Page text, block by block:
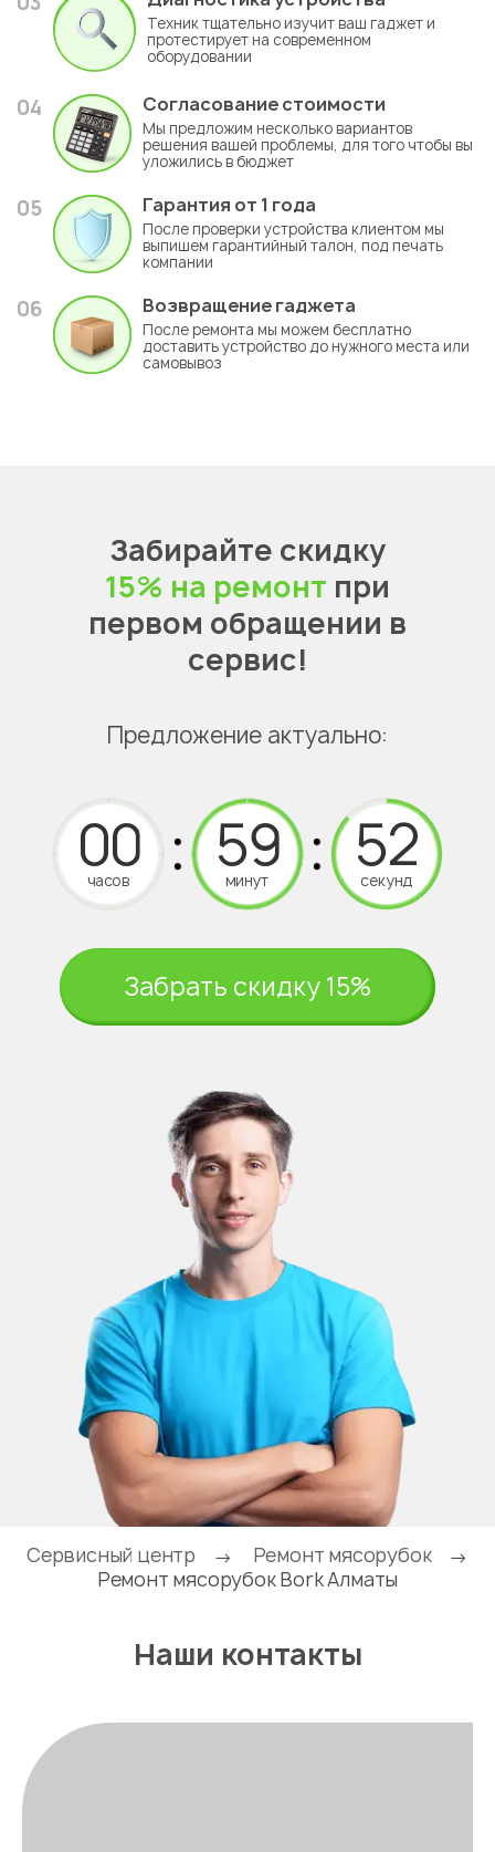
Техник тщательно изучит ваш гаджет и
протестирует на современном
оборудовании
04 Согласование стоимости
Мы предложим несколько вариантов
решения вашей проблемы, для того чтобы вы
уложились в бюджет
05 Гарантия от 1 года
После проверки устройства клиентом мы
выпишем гарантийный талон, под печать
компании
06 Возвращение гаджета
После ремонта мы можем бесплатно
доставить устройство до нужного места или
самовывоз
Забирайте скидку
15% на ремонт при
первом обращении в
сервис!
Предложение актуально:
часов минут секунд
Забрать скидку 15%
Сервисный центр → Ремонт мясорубок
→
Ремонт мясорубок Bork Алматы
Наши контакты